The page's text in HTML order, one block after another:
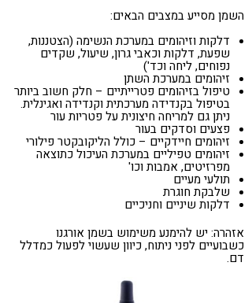
השמן מסייע במצבים הבאים:
דלקות וזיהומים במערכת הנשימה (הצטננות,
שפעת, דלקות וכאבי גרון, שיעול, שקדים
נפוחים, ליחה וכד')
זיהומים במערכת השתן
טיפול בזיהומים פטרייתיים – חלק חשוב ביותר
בטיפול בקנדידה מערכתית וקנדידה ואגינלית.
ניתן גם למריחה חיצונית על פטריות עור
פצעים וסדקים בעור
זיהומים חיידקיים – כולל הליקובקטר פילורי
זיהומים טפיליים במערכת העיכול כתוצאה
מפרזיטים, אמבות וכו'
תולעי מעיים
שלבקת חוגרת
דלקות שיניים וחניכיים
אזהרה: יש להימנע משימוש בשמן אורגנו
כשבועיים לפני ניתוח, כיוון שעשוי לפעול כמדלל
דם.